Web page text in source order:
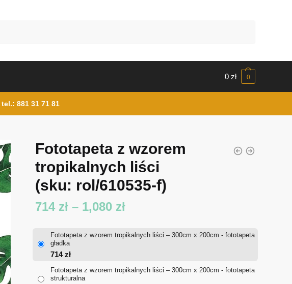
0 zł 0
tel.: 881 31 71 81
Fototapeta z wzorem
tropikalnych liści
(sku: rol/610535-f)
714 zł – 1,080 złZakres
714 zł
Fototapeta z wzorem tropikalnych liści – 300cm x 200cm - fototapeta
gładka
714zł
Fototapeta z wzorem tropikalnych liści – 300cm x 200cm - fototapeta
strukturalna